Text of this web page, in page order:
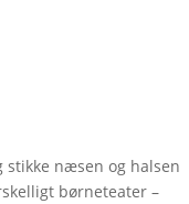
næsen og halsen
børneteater –